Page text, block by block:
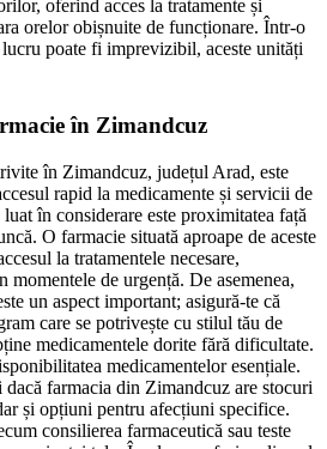
oferind acces la tratamente și
orelor obișnuite de funcționare. Într-o
poate fi imprevizibil, aceste unități
în Zimandcuz
în Zimandcuz, județul Arad, este
rapid la medicamente și servicii de
în considerare este proximitatea față
O farmacie situată aproape de aceste
la tratamentele necesare,
de urgență. De asemenea,
un aspect important; asigură-te că
care se potrivește cu stilul tău de
medicamentele dorite fără dificultate.
medicamentelor esențiale.
farmacia din Zimandcuz are stocuri
și opțiuni pentru afecțiuni specifice.
consilierea farmaceutică sau teste